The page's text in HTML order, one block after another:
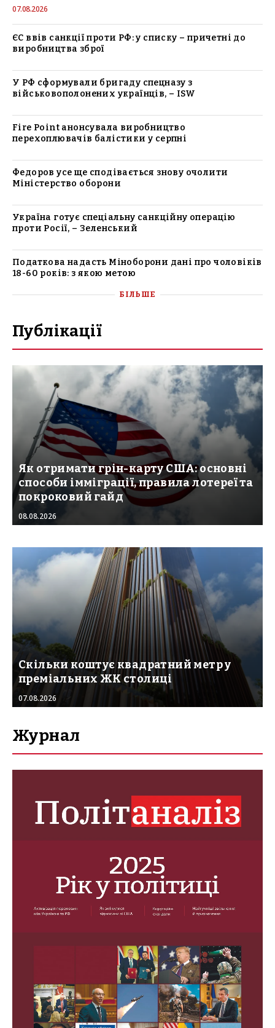
07.08.2026
ЄС ввів санкції проти РФ: у списку – причетні до
виробництва зброї
У РФ сформували бригаду спецназу з
військовополонених українців, – ISW
Fire Point анонсувала виробництво
перехоплювачів балістики у серпні
Федоров усе ще сподівається знову очолити
Міністерство оборони
Україна готує спеціальну санкційну операцію
проти Росії, – Зеленський
Податкова надасть Міноборони дані про чоловіків
18-60 років: з якою метою
БІЛЬШЕ
Публікації
Як отримати грін-карту США: основні
способи імміграції, правила лотереї та
покроковий гайд
08.08.2026
Скільки коштує квадратний метр у
преміальних ЖК столиці
07.08.2026
Журнал